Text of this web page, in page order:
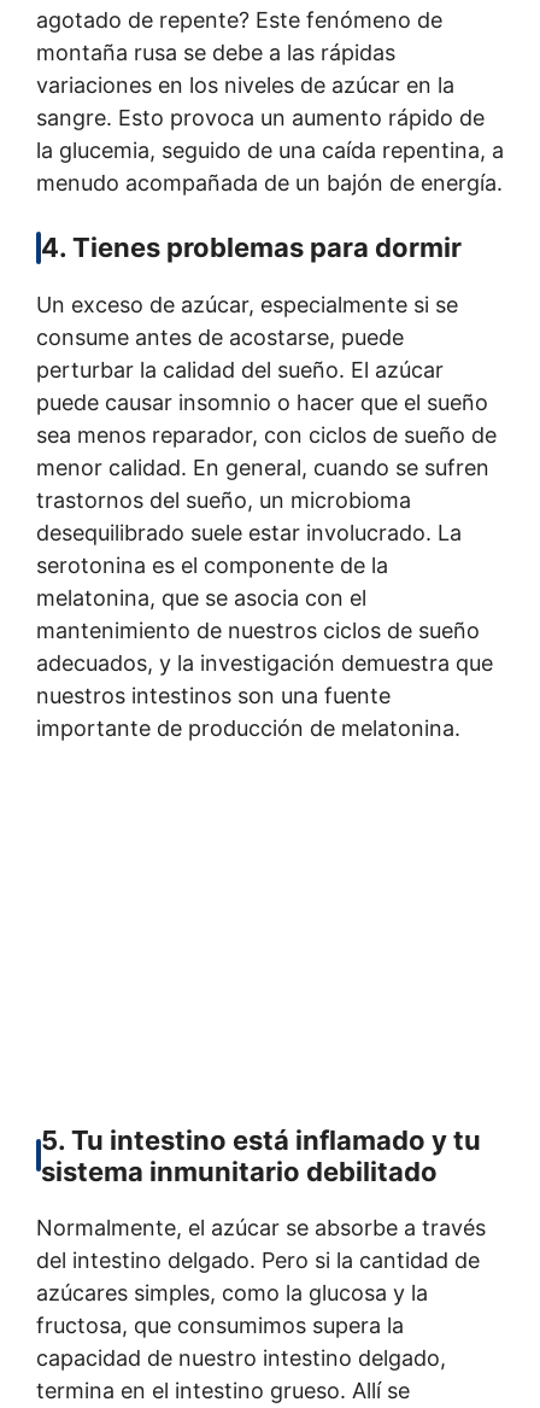
agotado de repente? Este fenómeno de
montaña rusa se debe a las rápidas
variaciones en los niveles de azúcar en la
sangre. Esto provoca un aumento rápido de
la glucemia, seguido de una caída repentina, a
menudo acompañada de un bajón de energía.
4. Tienes problemas para dormir
Un exceso de azúcar, especialmente si se
consume antes de acostarse, puede
perturbar la calidad del sueño. El azúcar
puede causar insomnio o hacer que el sueño
sea menos reparador, con ciclos de sueño de
menor calidad. En general, cuando se sufren
trastornos del sueño, un microbioma
desequilibrado suele estar involucrado. La
serotonina es el componente de la
melatonina, que se asocia con el
mantenimiento de nuestros ciclos de sueño
adecuados, y la investigación demuestra que
nuestros intestinos son una fuente
importante de producción de melatonina.
5. Tu intestino está inflamado y tu
sistema inmunitario debilitado
Normalmente, el azúcar se absorbe a través
del intestino delgado. Pero si la cantidad de
azúcares simples, como la glucosa y la
fructosa, que consumimos supera la
capacidad de nuestro intestino delgado,
termina en el intestino grueso. Allí se